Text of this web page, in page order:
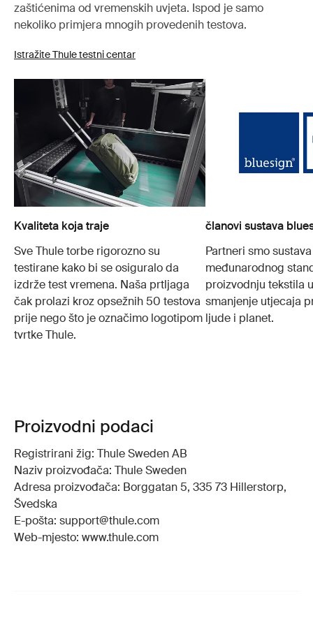
zaštićenima od vremenskih uvjeta. Ispod je samo
nekoliko primjera mnogih provedenih testova.
Istražite Thule testni centar
Kvaliteta koja traje
Sve Thule torbe rigorozno su
testirane kako bi se osiguralo da
izdrže test vremena. Naša prtljaga
čak prolazi kroz opsežnih 50 testova
prije nego što je označimo logotipom
tvrtke Thule.
članovi sustava
Partneri smo
međunarodnog
proizvodnju tekstila
smanjenje utjecaja
ljude i planet.
Proizvodni podaci
Registrirani žig: Thule Sweden AB
Naziv proizvođača: Thule Sweden
Adresa proizvođača: Borggatan 5, 335 73 Hillerstorp,
Švedska
E-pošta: support@thule.com
Web-mjesto: www.thule.com